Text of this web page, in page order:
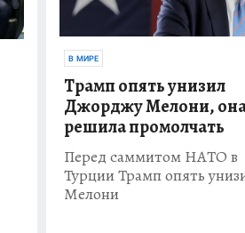
В МИРЕ
Трамп опять унизил
Джорджу Мелони,
решила промолчать
Перед саммитом НАТО в
Турции Трамп опять
Мелони